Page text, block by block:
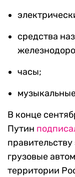
средства
часы;
В конце
Путин
грузовые
территории